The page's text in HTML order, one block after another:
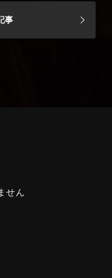
事
せん